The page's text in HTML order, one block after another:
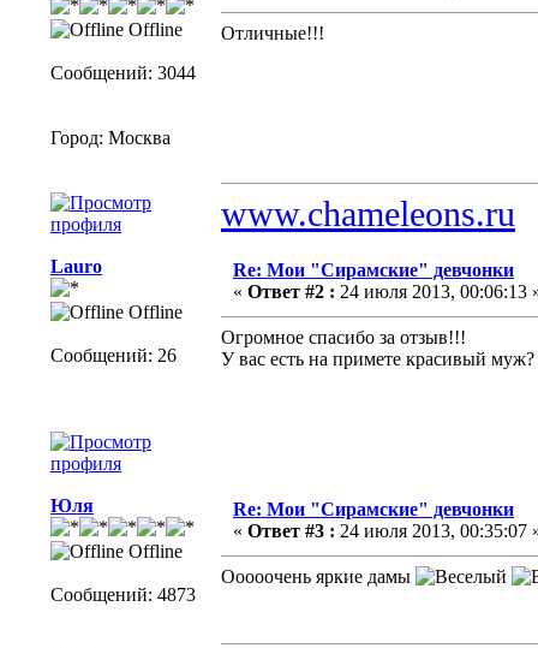
Offline
Сообщений: 3044
Город: Москва
Отличные!!!
www.chameleons.ru
Lauro
Offline
Сообщений: 26
Re: Мои "Сирамские" девчонки
« Ответ #2 : 24 июля 2013, 00:06:13
Огромное спасибо за отзыв!!!
У вас есть на примете красивый
Юля
Offline
Сообщений: 4873
Re: Мои "Сирамские" девчонки
« Ответ #3 : 24 июля 2013, 00:35:07
Ооооочень яркие дамы